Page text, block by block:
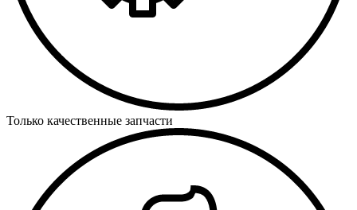
Только качественные запчасти